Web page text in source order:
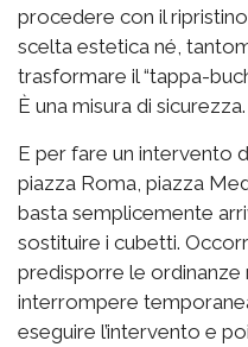
procedere con il
scelta estetica né,
trasformare il “tappa-
È una misura di sicurezza.
E per fare un intervento
piazza Roma, piazza
basta semplicemente
sostituire i cubetti.
predisporre le ordinanze
interrompere
eseguire l’intervento e